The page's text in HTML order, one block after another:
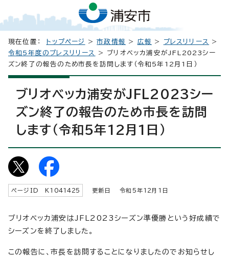
現在位置： トップページ >市政情報 > 広報 > プレスリリース
>
令和5年度のプレスリリース
> ブリオベッカ浦安がJFL2023シー
ズン終了の報告のため市長を訪問します（令和5年12月1日）
ブリオベッカ浦安がJFL2023シー
ズン終了の報告のため市長を訪問
します（令和5年12月1日）
ページID K 1041425 更新日 令和5年12 月1日
ブリオベッカ浦安はJFL2023シーズン準優勝という好成績で
シーズンを終了しました。
この報告に、市長を訪問することになりましたのでお知らせし